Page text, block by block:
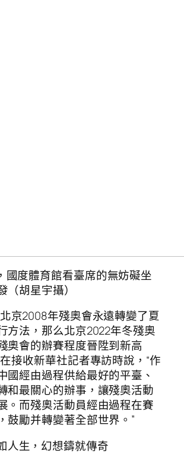
國度體育館看臺席的無妨礙坐
（胡星宇攝）
京2008年殘奧會永遠轉變了夏
方法，那么北京2022年冬殘奧
奧會的辦賽程度晉陞到新高
接收新華社記者專訪時說，“作
國經由過程供給最好的平臺、
和最關心的辦事，讓殘奧活動
。而殘奧活動員經由過程在賽
鼓勵并轉變著全部世界。”
人生，幻想鑄就傳奇